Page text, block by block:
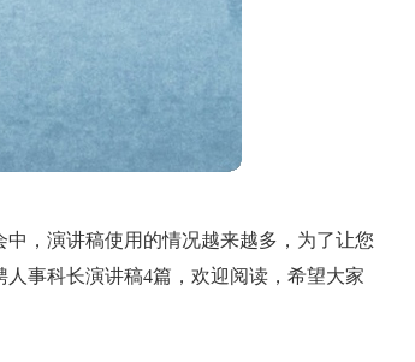
，演讲稿使用的情况越来越多，为了让您
事科长演讲稿4篇，欢迎阅读，希望大家